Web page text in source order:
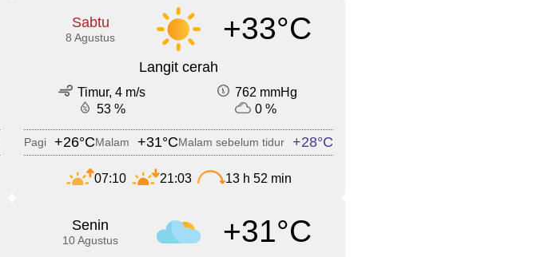
Sabtu
8 Agustus +33°C
Langit cerah
Timur, 4 m/s
762 mmHg
53 %
0 %
Pagi +26°CMalam +31°CMalam sebelum tidur +28°C
07:10 21:03 13 h 52 min
Senin
10 Agustus +31°C